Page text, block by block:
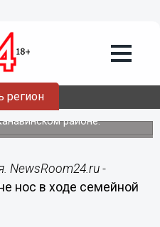
регион
жене нос в ходе
районе.
NewsRoom24.ru -
нос в ходе семейной